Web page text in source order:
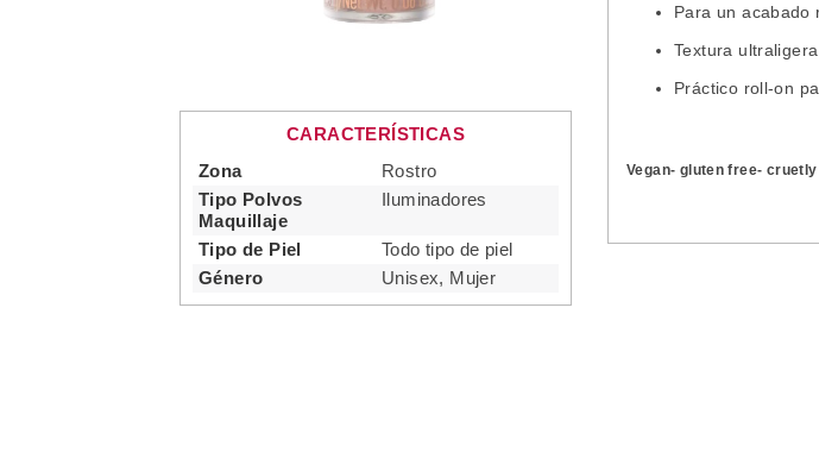
CARACTERÍSTICAS
Zona
Rostro
Tipo Polvos
Maquillaje
Iluminadores
Tipo de Piel
Todo tipo de piel
Género
Unisex, Mujer
Para un acabado
Textura
Práctico roll-on
Vegan- gluten free-